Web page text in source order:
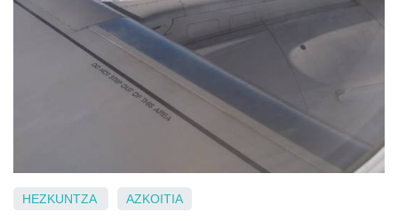
HEZKUNTZA AZKOITIA